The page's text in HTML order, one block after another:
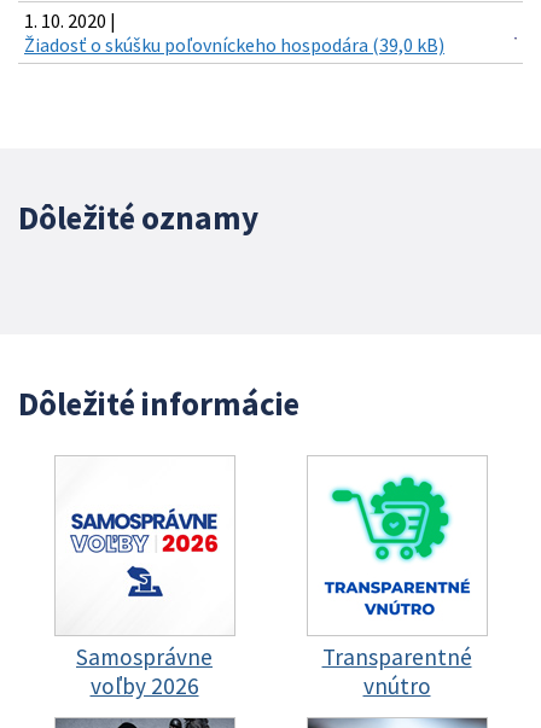
1. 10. 2020 |
Žiadosť o skúšku poľovníckeho hospodára (39,0 kB)
Dôležité oznamy
Dôležité informácie
Samosprávne
voľby 2026
Transparentné
vnútro